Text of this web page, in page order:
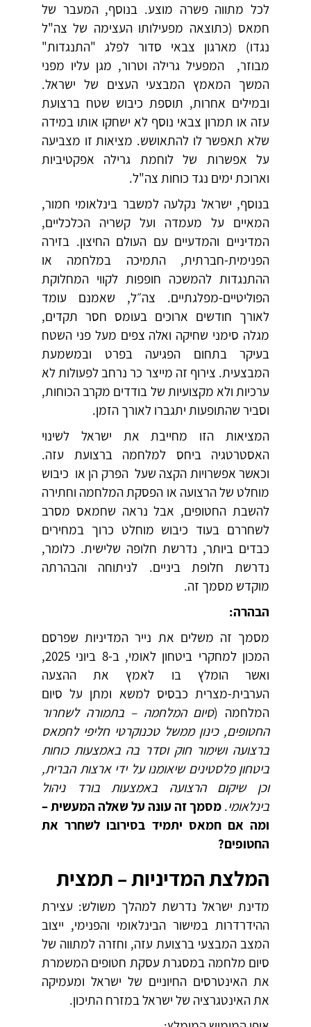
לכל מתווה פשרה מוצע. בנוסף, המעבר של
חמאס (כתוצאה מפעילותו העצימה של צה"ל
נגדו) מארגון צבאי סדור לפלג "התנגדות"
מבוזר, המפעיל גרילה וטרור, מגן עליו מפני
המשך המאמץ המבצעי העצים של ישראל.
ובמילים אחרות, תוספת כיבוש שטח ברצועת
עזה או תמרון צבאי נוסף לא ישחקו אותו במידה
שלא תאפשר לו להתאושש. מציאות זו מצביעה
על אפשרות של לוחמת גרילה אפקטיביות
וארוכת ימים נגד כוחות צה"ל.
בנוסף, ישראל נקלעה למשבר בינלאומי חמור,
המאיים על מעמדה ועל קשריה הכלכליים,
המדיניים והמדעיים עם העולם החיצון. בזירה
הפנימית-חברתית, התמיכה במלחמה או
ההתנגדות להמשכה חופפות לקווי המחלוקת
הפוליטיים-מפלגתיים. צה״ל, שאמנם עומד
לאורך חודשים ארוכים בעומס חסר תקדים,
מגלה סימני שחיקה ואלה צפים מעל פני השטח
בעיקר בתחום הפגיעה בפרט ובמשמעת
המבצעית. צירוף זה מייצר כר נרחב לפעולות לא
ערכיות ולא מקצועיות של בודדים מקרב הכוחות,
וסביר שהתופעות יתגברו לאורך הזמן.
המציאות הזו מחייבת את ישראל לשינוי
האסטרטגיה ביחס למלחמה ברצועת עזה.
וכאשר אפשרויות הקצה שעל הפרק הן או כיבוש
מוחלט של הרצועה או הפסקת המלחמה וחתירה
להשבת החטופים, אבל נראה שחמאס מסרב
לשחררם בעוד כיבוש מוחלט כרוך במחירים
כבדים ביותר, נדרשת חלופה שלישית. כלומר,
נדרשת חלופת ביניים. לניתוחה והבהרתה
מוקדש מסמך זה.
הבהרה:
מסמך זה משלים את נייר המדיניות שפרסם
המכון למחקרי ביטחון לאומי, ב-8 ביוני 2025,
ואשר הומלץ בו לאמץ את ההצעה
הערבית-מצרית כבסיס למשא ומתן על סיום
המלחמה (סיום המלחמה – בתמורה לשחרור
החטופים, כינון ממשל טכנוקרטי חליפי לחמאס
ברצועה ושימור חוק וסדר בה באמצעות כוחות
ביטחון פלסטינים שיאומנו על ידי ארצות הברית,
וכן שיקום הרצועה באמצעות בורד ניהול
בינלאומי. מסמך זה עונה על שאלה המעשית –
ומה אם חמאס יתמיד בסירובו לשחרר את
החטופים?
המלצת המדיניות – תמצית
מדינת ישראל נדרשת למהלך משולש: עצירת
ההידרדרות במישור הבינלאומי והפנימי, ייצוב
המצב המבצעי ברצועת עזה, וחזרה למתווה של
סיום מלחמה במסגרת עסקת חטופים המשמרת
את האינטרסים החיוניים של ישראל ומעמיקה
את האינטגרציה של ישראל במזרח התיכון.